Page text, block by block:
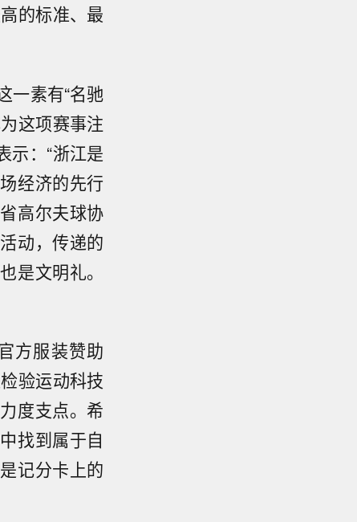
的标准、最
一素有“名驰
这项赛事注
示：“浙江是
经济的先行
高尔夫球协
动，传递的
是文明礼。
方服装赞助
验运动科技
度支点。希
找到属于自
记分卡上的